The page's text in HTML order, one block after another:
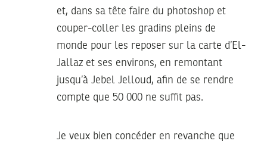
et, dans sa tête faire du photoshop et
couper-coller les gradins pleins de
monde pour les reposer sur la carte d’El-
Jallaz et ses environs, en remontant
jusqu’à Jebel Jelloud, afin de se rendre
compte que 50 000 ne suffit pas.
Je veux bien concéder en revanche que